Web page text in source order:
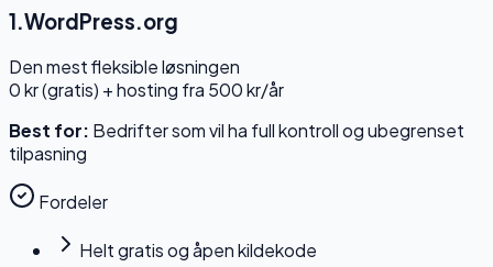
1.WordPress.org
Den mest fleksible løsningen
0 kr (gratis) + hosting fra 500 kr/år
Best for: Bedrifter som vil ha full kontroll og ubegrenset
tilpasning
Fordeler
Helt gratis og åpen kildekode